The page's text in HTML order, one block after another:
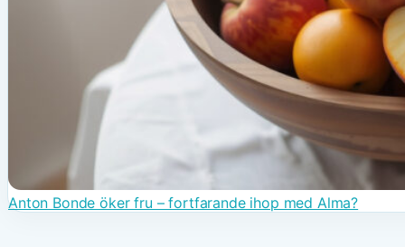
Anton Bonde öker fru – fortfarande ihop med Alma?